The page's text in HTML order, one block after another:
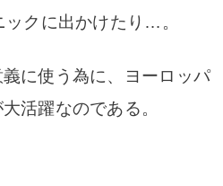
クに出かけたり…。
に使う為に、ヨーロッパ
活躍なのである。